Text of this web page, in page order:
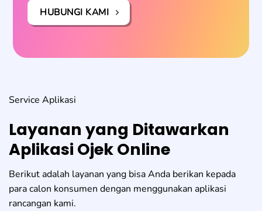
HUBUNGI KAMI
Service Aplikasi
Layanan yang Ditawarkan
Aplikasi Ojek Online
Berikut adalah layanan yang bisa Anda berikan kepada
para calon konsumen dengan menggunakan aplikasi
rancangan kami.